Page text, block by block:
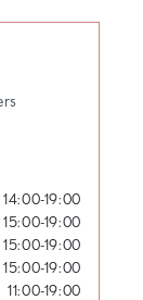
14:00-19:00
15:00-19:00
15:00-19:00
15:00-19:00
11:00-19:00